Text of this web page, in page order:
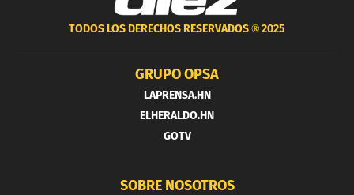
TODOS LOS DERECHOS RESERVADOS ®2025
GRUPO OPSA
LAPRENSA.HN
ELHERALDO.HN
GOTV
SOBRE NOSOTROS